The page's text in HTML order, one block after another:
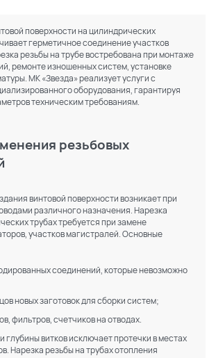
поверхности на цилиндрических
герметичное соединение участков
резьбы на трубе востребована при монтаже
ремонте изношенных систем, установке
МК «Звезда» реализует услуги с
оборудования, гарантируя
техническим требованиям.
резьбовых
винтовой поверхности возникает при
различного назначения. Нарезка
трубах требуется при замене
участков магистралей. Основные
соединений, которые невозможно
новых заготовок для сборки систем;
фильтров, счетчиков на отводах.
витков исключает протечки в местах
Нарезка резьбы на трубах отопления